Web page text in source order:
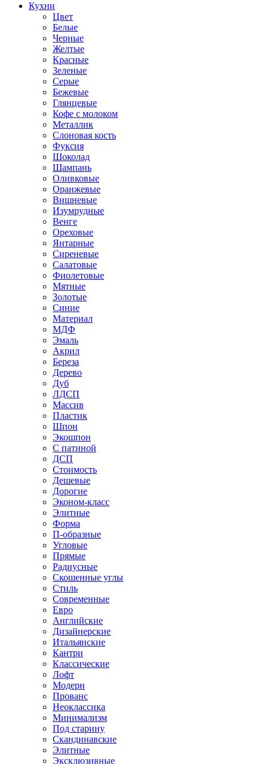
Кухни
Цвет
Белые
Черные
Желтые
Красные
Зеленые
Серые
Бежевые
Глянцевые
Кофе с молоком
Металлик
Слоновая кость
Фуксия
Шоколад
Шампань
Оливковые
Оранжевые
Вишневые
Изумрудные
Венге
Ореховые
Янтарные
Сиреневые
Салатовые
Фиолетовые
Мятные
Золотые
Синие
Материал
МДФ
Эмаль
Акрил
Береза
Дерево
Дуб
ЛДСП
Массив
Пластик
Шпон
Экошпон
С патиной
ДСП
Стоимость
Дешевые
Дорогие
Эконом-класс
Элитные
Форма
П-образные
Угловые
Прямые
Радиусные
Скошенные углы
Стиль
Современные
Евро
Английские
Дизайнерские
Итальянские
Кантри
Классические
Лофт
Модерн
Прованс
Неоклассика
Минимализм
Под старину
Скандинавские
Элитные
Эксклюзивные